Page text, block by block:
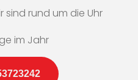
sind rund um die Uhr
im Jahr